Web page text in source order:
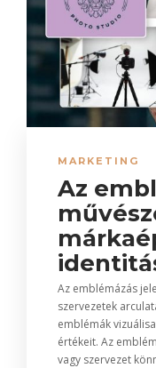
MARKETING
Az
Az emblémázás
szervezetek
emblémák
értékeit. Az
vagy szervezet